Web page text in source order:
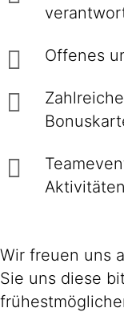
Offenes
Aktivitäten
Wir freuen uns
Sie uns diese